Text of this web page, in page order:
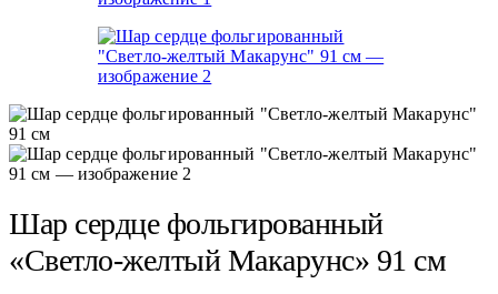
Шар сердце фольгированный
«Светло-желтый Макарунс» 91 см